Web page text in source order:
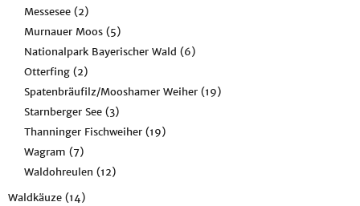
Messesee (2)
Murnauer Moos (5)
Nationalpark Bayerischer Wald (6)
Otterfing (2)
Spatenbräufilz/Mooshamer Weiher (19)
Starnberger See (3)
Thanninger Fischweiher (19)
Wagram (7)
Waldohreulen (12)
Waldkäuze (14)